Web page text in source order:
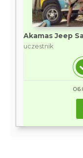
Akamas Jeep
uczestnik